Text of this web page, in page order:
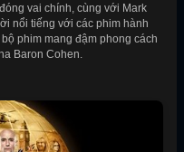
vai chính, cùng với Mark
nổi tiếng với các phim hành
, bộ phim mang đậm phong cách
Baron Cohen.